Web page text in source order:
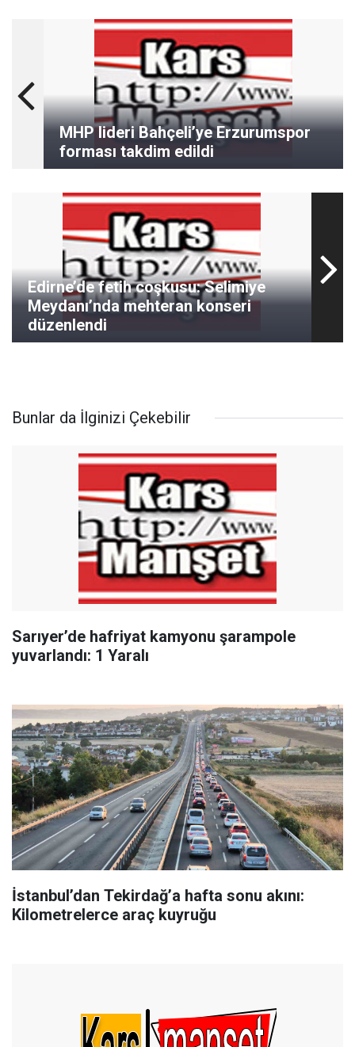
MHP lideri Bahçeli’ye Erzurumspor
forması takdim edildi
Edirne’de fetih coşkusu: Selimiye
Meydanı’nda mehteran konseri
düzenlendi
Bunlar da İlginizi Çekebilir
Sarıyer’de hafriyat kamyonu şarampole
yuvarlandı: 1 Yaralı
İstanbul’dan Tekirdağ’a hafta sonu akını:
Kilometrelerce araç kuyruğu